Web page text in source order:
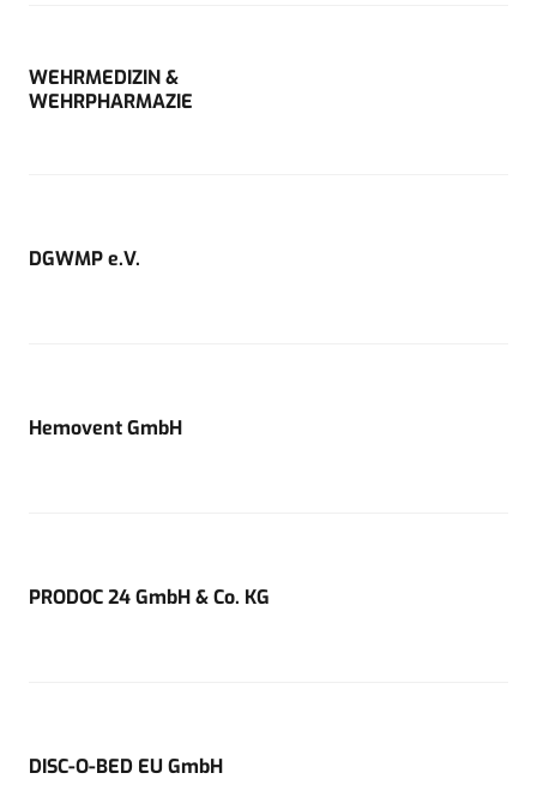
WEHRMEDIZIN &
WEHRPHARMAZIE
DGWMP e.V.
Hemovent GmbH
PRODOC 24 GmbH & Co. KG
DISC-O-BED EU GmbH